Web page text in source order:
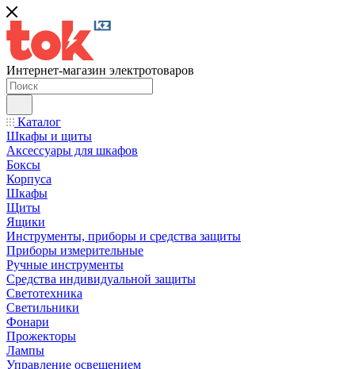
Интернет-магазин электротоваров
Каталог
Шкафы и щиты
Аксессуары для шкафов
Боксы
Корпуса
Шкафы
Щиты
Ящики
Инструменты, приборы и средства защиты
Приборы измерительные
Ручные инструменты
Средства индивидуальной защиты
Светотехника
Светильники
Фонари
Прожекторы
Лампы
Управление освещением